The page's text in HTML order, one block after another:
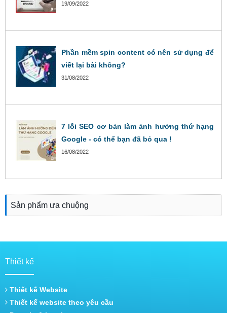
19/09/2022
Phần mềm spin content có nên sử dụng để
viết lại bài không?
31/08/2022
7 lỗi SEO cơ bản làm ảnh hưởng thứ hạng
Google - có thể bạn đã bỏ qua !
16/08/2022
Sản phẩm ưa chuộng
Thiết kế
Thiết kế Website
Thiết kế website theo yêu cầu